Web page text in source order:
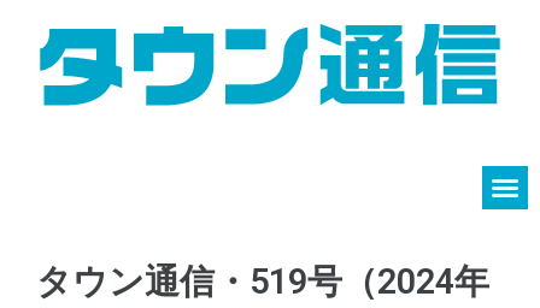
タウン通信・519号（2024年